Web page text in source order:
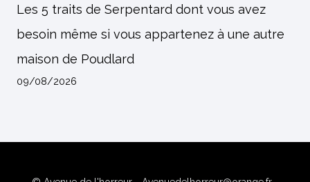
Les 5 traits de Serpentard dont vous avez
besoin même si vous appartenez à une autre
maison de Poudlard
09/08/2026